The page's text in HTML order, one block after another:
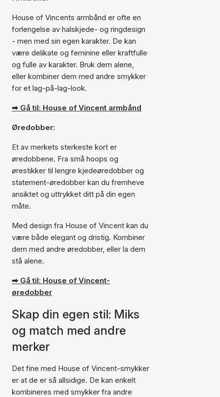
House of Vincents armbånd er ofte en
forlengelse av halskjede- og ringdesign
- men med sin egen karakter. De kan
være delikate og feminine eller kraftfulle
og fulle av karakter. Bruk dem alene,
eller kombiner dem med andre smykker
for et lag-på-lag-look.
➡ Gå til: House of Vincent armbånd
Øredobber:
Et av merkets sterkeste kort er
øredobbene. Fra små hoops og
ørestikker til lengre kjedeøredobber og
statement-øredobber kan du fremheve
ansiktet og uttrykket ditt på din egen
måte.
Med design fra House of Vincent kan du
være både elegant og dristig. Kombiner
dem med andre øredobber, eller la dem
stå alene.
➡ Gå til: House of Vincent-
øredobber
Skap din egen stil: Miks
og match med andre
merker
Det fine med House of Vincent-smykker
er at de er så allsidige. De kan enkelt
kombineres med smykker fra andre